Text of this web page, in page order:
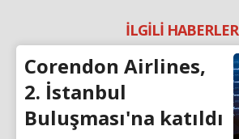
İLGİLİ HABERLER
Corendon Airlines,
2. İstanbul
Buluşması'na katıldı